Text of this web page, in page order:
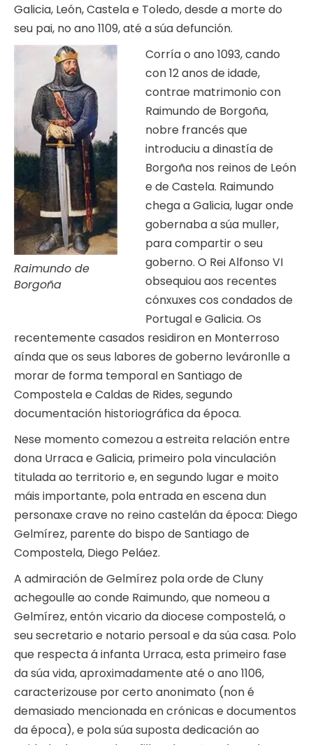
Galicia, León, Castela e Toledo, desde a morte do
seu pai, no ano 1109, até a súa defunción.
Raimundo de
Borgoña
Corría o ano 1093, cando
con 12 anos de idade,
contrae matrimonio con
Raimundo de Borgoña,
nobre francés que
introduciu a dinastía de
Borgoña nos reinos de León
e de Castela. Raimundo
chega a Galicia, lugar onde
gobernaba a súa muller,
para compartir o seu
goberno. O Rei Alfonso VI
obsequiou aos recentes
cónxuxes cos condados de
Portugal e Galicia. Os
recentemente casados residiron en Monterroso
aínda que os seus labores de goberno leváronlle a
morar de forma temporal en Santiago de
Compostela e Caldas de Rides, segundo
documentación historiográfica da época.
Nese momento comezou a estreita relación entre
dona Urraca e Galicia, primeiro pola vinculación
titulada ao territorio e, en segundo lugar e moito
máis importante, pola entrada en escena dun
personaxe crave no reino castelán da época: Diego
Gelmírez, parente do bispo de Santiago de
Compostela, Diego Peláez.
A admiración de Gelmírez pola orde de Cluny
achegoulle ao conde Raimundo, que nomeou a
Gelmírez, entón vicario da diocese compostelá, o
seu secretario e notario persoal e da súa casa. Polo
que respecta á infanta Urraca, esta primeiro fase
da súa vida, aproximadamente até o ano 1106,
caracterizouse por certo anonimato (non é
demasiado mencionada en crónicas e documentos
da época), e pola súa suposta dedicación ao